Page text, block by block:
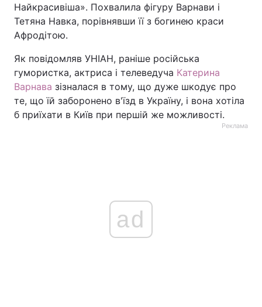
Найкрасивіша». Похвалила фігуру Варнави і
Тетяна Навка, порівнявши її з богинею краси
Афродітою.
Як повідомляв УНІАН, раніше російська
гумористка, актриса і телеведуча Катерина
Варнава зізналася в тому, що дуже шкодує про
те, що їй заборонено в'їзд в Україну, і вона хотіла
б приїхати в Київ при першій же можливості.
Реклама
ad